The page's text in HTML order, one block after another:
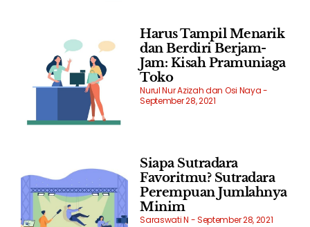
Harus Tampil Menarik
dan Berdiri Berjam-
Jam: Kisah Pramuniaga
Toko
Nurul Nur Azizah dan Osi Naya
September 28, 2021
Siapa Sutradara
Favoritmu? Sutradara
Perempuan Jumlahnya
Minim
Saraswati N September 28, 2021